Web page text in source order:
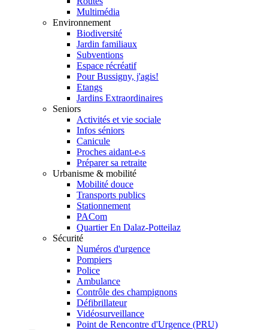
Multimédia
Environnement
Biodiversité
Jardin familiaux
Subventions
Espace récréatif
Pour Bussigny, j'agis!
Etangs
Jardins Extraordinaires
Seniors
Activités et vie sociale
Infos séniors
Canicule
Proches aidant-e-s
Préparer sa retraite
Urbanisme & mobilité
Mobilité douce
Transports publics
Stationnement
PACom
Quartier En Dalaz-Potteilaz
Sécurité
Numéros d'urgence
Pompiers
Police
Ambulance
Contrôle des champignons
Défibrillateur
Vidéosurveillance
Point de Rencontre d'Urgence (PRU)